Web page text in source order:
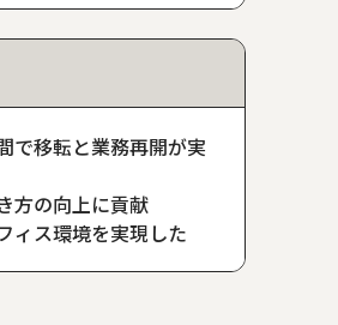
で移転と業務再開が実
方の向上に貢献
ィス環境を実現した